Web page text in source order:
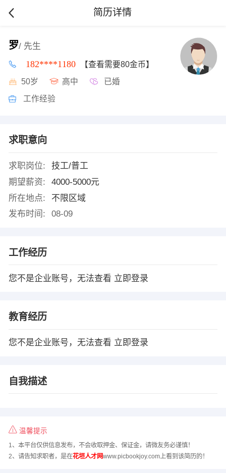
简历详情
罗/ 先生
182****1180 【查看需要80金币】
50岁 高中 已婚
工作经验
求职意向
求职岗位:
技工/普工
期望薪资:
4000-5000元
所在地点:
不限区域
发布时间:
08-09
工作经历
您不是企业账号，无法查看 立即登录
教育经历
您不是企业账号，无法查看 立即登录
自我描述
温馨提示
1、本平台仅供信息发布，不会收取押金、保证金，请微友务必谨慎！
2、请告知求职者，是在花垣人才网www.picbookjoy.com上看到该简历的！